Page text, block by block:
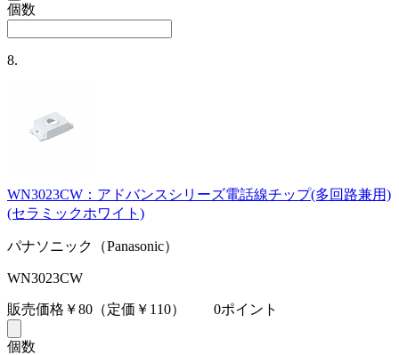
個数
8.
WN3023CW：アドバンスシリーズ電話線チップ(多回路兼用)
(セラミックホワイト)
パナソニック（Panasonic）
WN3023CW
販売価格￥80 （定価￥110） 0ポイント
個数